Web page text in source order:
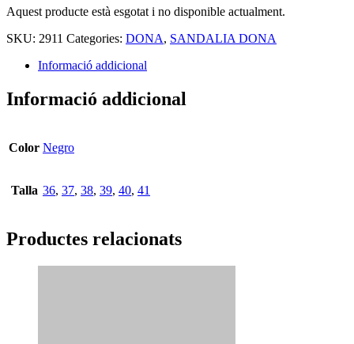
Aquest producte està esgotat i no disponible actualment.
SKU: 2911 Categories: DONA, SANDALIA DONA
Informació addicional
Informació addicional
Color Negro
Talla 36, 37, 38, 39, 40, 41
Productes relacionats